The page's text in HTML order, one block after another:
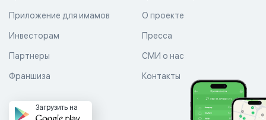
Приложение для имамов О проекте
Пресса
СМИ о нас
Контакты
Инвесторам
Партнеры
Франшиза
Загрузить на